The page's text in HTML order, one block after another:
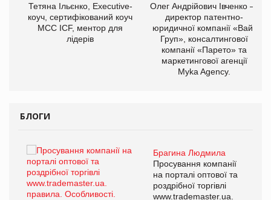
Тетяна Ільєнко, Executive-
коуч, сертифікований коуч
МСС ICF, ментор для
лідерів
Олег Андрійович Івченко —
директор патентно-
юридичної компанії «Вайз
Груп», консалтингової
компанії «Парето» та
маркетингової агенції
Myka Agency.
БЛОГИ
Брагина Людмила
Просування компанії
на порталі оптової та
роздрібної торгівлі
www.trademaster.ua.